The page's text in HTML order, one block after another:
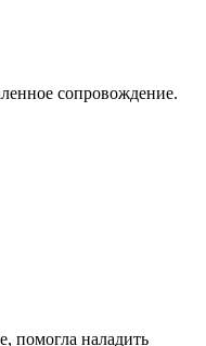
сопровождение.
помогла наладить